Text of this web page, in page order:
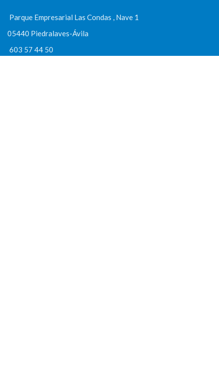
Parque Empresarial Las Condas , Nave 1
05440 Piedralaves-Ávila
603 57 44 50